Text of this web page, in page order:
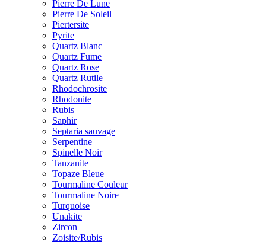
Pierre De Lune
Pierre De Soleil
Piertersite
Pyrite
Quartz Blanc
Quartz Fume
Quartz Rose
Quartz Rutile
Rhodochrosite
Rhodonite
Rubis
Saphir
Septaria sauvage
Serpentine
Spinelle Noir
Tanzanite
Topaze Bleue
Tourmaline Couleur
Tourmaline Noire
Turquoise
Unakite
Zircon
Zoisite/Rubis